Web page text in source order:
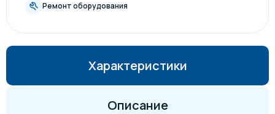
Ремонт оборудования
Характеристики
Описание